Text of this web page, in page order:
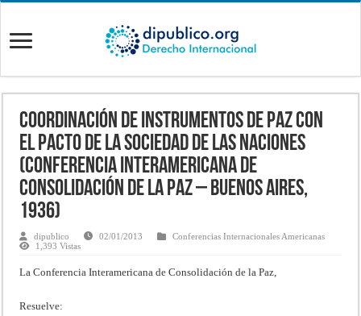
Coordinación de instrumentos de paz con
el pacto de la Sociedad de las Naciones
(Conferencia Interamericana de
Consolidación de la Paz – BUENOS AIRES,
1936)
dipublico 02/01/2013
Conferencias Internacionales Americanas
1,393 Vistas
La Conferencia Interamericana de Consolidación de la Paz,
Resuelve: